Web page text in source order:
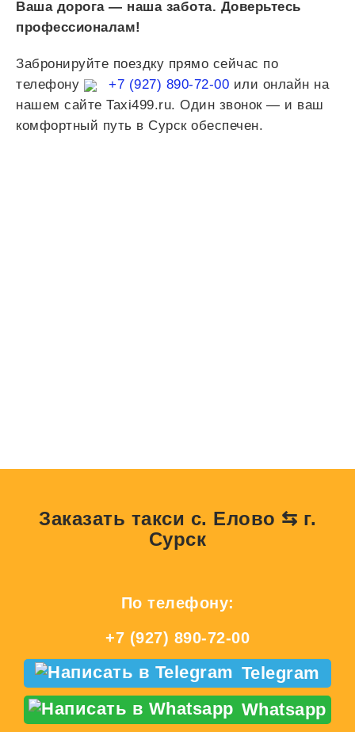
Ваша дорога — наша забота. Доверьтесь
профессионалам!
Забронируйте поездку прямо сейчас по
телефону
+7 (927) 890-72-00 или онлайн на
нашем сайте Taxi499.ru. Один звонок — и ваш
комфортный путь в Сурск обеспечен.
Заказать такси с. Елово ⇆ г.
Сурск
По телефону:
+7 (927) 890-72-00
Telegram
Whatsapp